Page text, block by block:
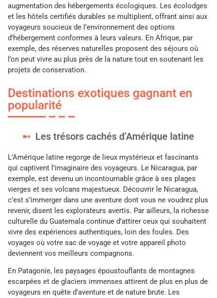
augmentation des hébergements écologiques. Les écolodges
et les hôtels certifiés durables se multiplient, offrant ainsi aux
voyageurs soucieux de l’environnement des options
d’hébergement conformes à leurs valeurs. En Afrique, par
exemple, des réserves naturelles proposent des séjours où
l’on peut vivre au plus près de la nature tout en soutenant les
projets de conservation.
Destinations exotiques gagnant en
popularité
Les trésors cachés d’Amérique latine
L’Amérique latine regorge de lieux mystérieux et fascinants
qui captivent l’imaginaire des voyageurs. Le Nicaragua, par
exemple, est devenu un incontournable grâce à ses plages
vierges et ses volcans majestueux. Découvrir le Nicaragua,
c’est s’immerger dans une aventure dont vous ne voudrez plus
revenir, disent les explorateurs avertis. Par ailleurs, la richesse
culturelle du Guatemala continue d’attirer ceux qui souhaitent
vivre des expériences authentiques, loin des foules. Des
voyages où votre sac de voyage et votre appareil photo
deviennent vos meilleurs compagnons.
En Patagonie, les paysages époustouflants de montagnes
escarpées et de glaciers immenses attirent de plus en plus de
voyageurs en quête d’aventure et de nature brute. Les